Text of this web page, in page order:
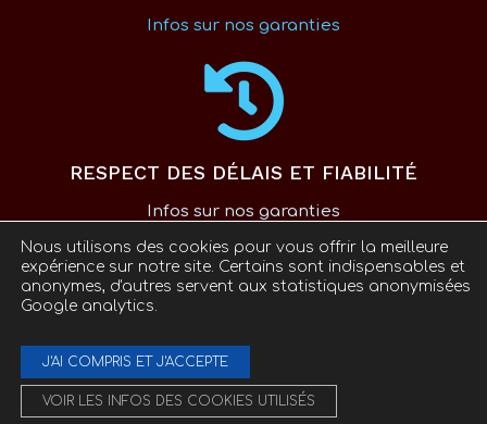
Infos sur nos garanties
RESPECT DES DÉLAIS ET FIABILITÉ
Infos sur nos garanties
Politique de confidentialité
© 2001-2026– C’PRIM droits réservés
Nous utilisons des cookies pour vous offrir la meilleure
expérience sur notre site. Certains sont indispensables et
anonymes, d'autres servent aux statistiques anonymisées
Google analytics.
J'AI COMPRIS ET J'ACCEPTE
VOIR LES INFOS DES COOKIES UTILISÉS